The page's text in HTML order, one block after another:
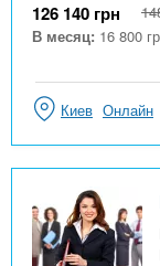
126 140 грн
В месяц: 16 800
Киев Онлайн